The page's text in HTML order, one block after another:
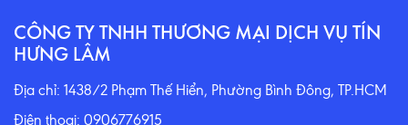
CÔNG TY TNHH THƯƠNG MẠI DỊCH VỤ TÍN
HƯNG LÂM
Địa chỉ: 1438/2 Phạm Thế Hiển, Phường Bình Đông, TP.HCM
Điện thoại: 0906776915